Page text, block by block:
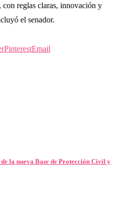
reglas claras, innovación y
el senador.
PinterestEmail
la nueva Base de Protección Civil y